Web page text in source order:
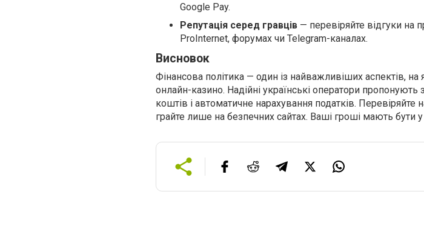
Google Pay.
Репутація серед гравців — перевіряйте відгуки на
ProInternet, форумах чи Telegram-каналах.
Висновок
Фінансова політика — один із найважливіших аспектів, на
онлайн-казино. Надійні українські оператори
коштів і автоматичне нарахування податків. Перевіряйте
грайте лише на безпечних сайтах. Ваші гроші мають бути у